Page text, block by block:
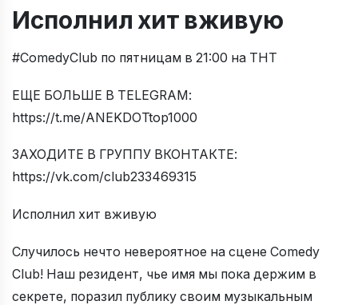
Исполнил хит вживую
#ComedyClub по пятницам в 21:00 на ТНТ
ЕЩЕ БОЛЬШЕ В TELEGRAM:
https://t.me/ANEKDOTtop1000
ЗАХОДИТЕ В ГРУППУ ВКОНТАКТЕ:
https://vk.com/club233469315
Исполнил хит вживую
Случилось нечто невероятное на сцене Comedy
Club! Наш резидент, чье имя мы пока держим в
секрете, поразил публику своим музыкальным